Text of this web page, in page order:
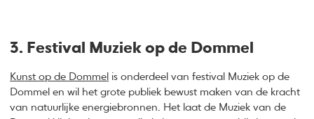
3. Festival Muziek op de Dommel
Kunst op de Dommel is onderdeel van festival Muziek op de
Dommel en wil het grote publiek bewust maken van de kracht
van natuurlijke energiebronnen. Het laat de Muziek van de